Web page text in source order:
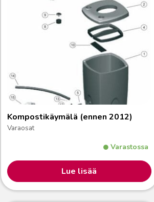
Kompostikäymälä (ennen 2012)
Varaosat
Varastossa
Lue lisää